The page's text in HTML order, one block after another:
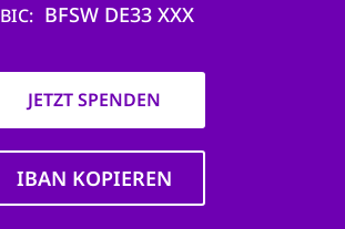
BIC BFSW DE33 XXX
JETZT SPENDEN
IBAN KOPIEREN